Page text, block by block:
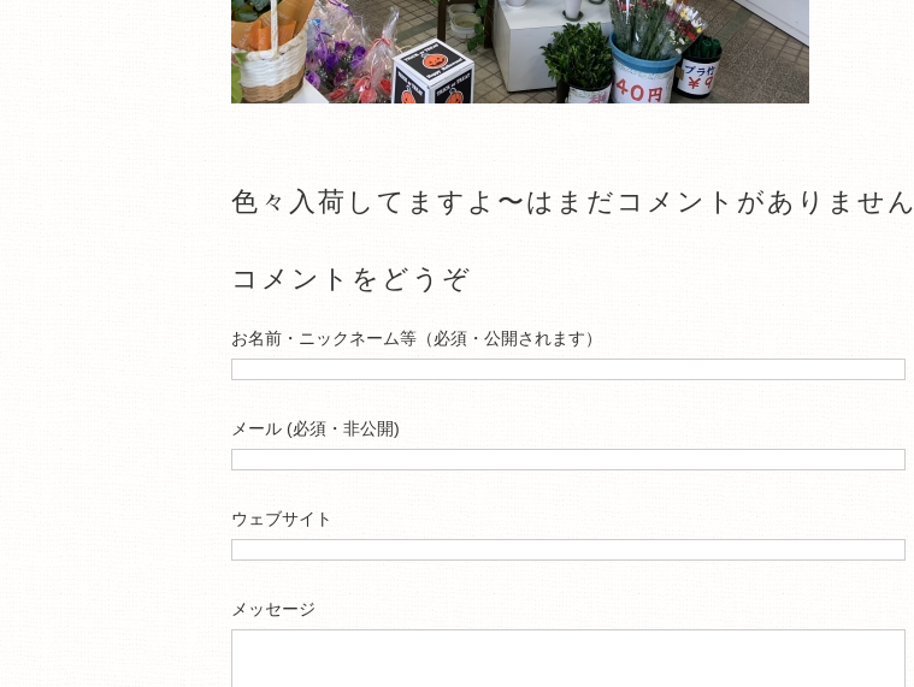
色々入荷してますよ〜はまだコメントがありません
コメントをどうぞ
お名前・ニックネーム等（必須・公開されます）
メール (必須・非公開)
ウェブサイト
メッセージ